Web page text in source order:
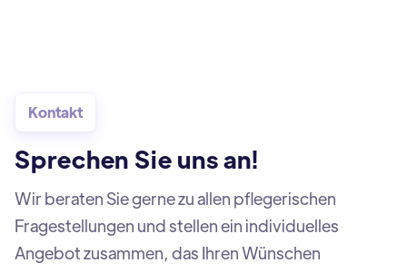
Kontakt
Sprechen Sie uns an!
Wir beraten Sie gerne zu allen pflegerischen
Fragestellungen und stellen ein individuelles
Angebot zusammen, das Ihren Wünschen